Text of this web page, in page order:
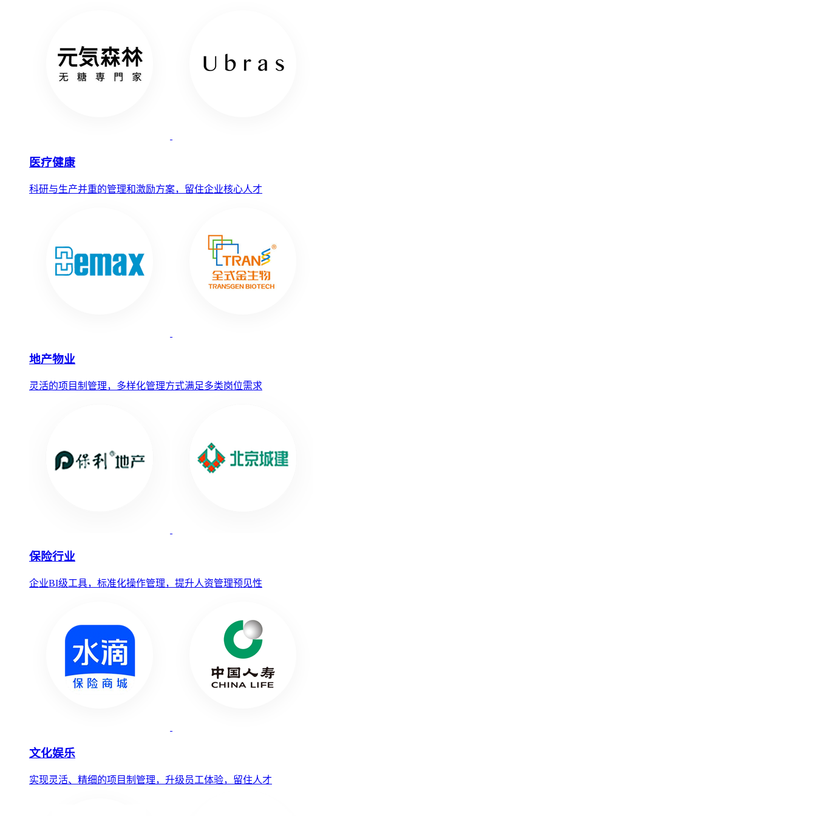
医疗健康
科研与生产并重的管理和激励方案，留住企业核心人才
地产物业
灵活的项目制管理，多样化管理方式满足多类岗位需求
保险行业
企业BI级工具，标准化操作管理，提升人资管理预见性
文化娱乐
实现灵活、精细的项目制管理，升级员工体验，留住人才